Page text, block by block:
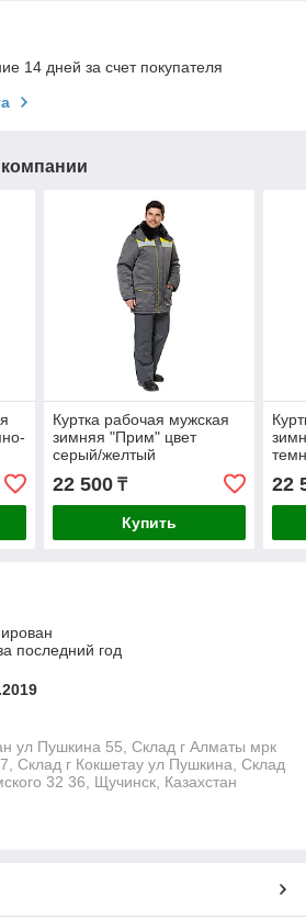
14 дней за счет покупателя
Куртка рабочая мужская
зимняя "Прим" цвет
серый/желтый
22 500₸
Купить
22
последний год
ул Пушкина 55, Склад г Алматы мрк
Склад г Кокшетау ул Пушкина, Склад
32 36, Щучинск, Казахстан